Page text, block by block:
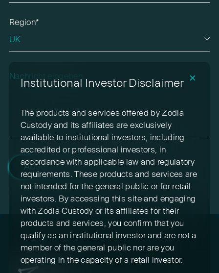
Region*
Please leave this field empty.
Absenden
Institutional Investor Disclaimer
The products and services offered by Zodia
Custody and its affiliates are exclusively
available to institutional investors, including
accredited or professional investors, in
accordance with applicable law and regulatory
requirements. These products and services are
not intended for the general public or for retail
investors. By accessing this site and engaging
with Zodia Custody or its affiliates for their
products and services, you confirm that you
qualify as an institutional investor and are not a
member of the general public nor are you
operating in the capacity of a retail investor.
✕